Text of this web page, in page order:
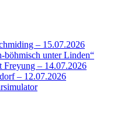
– 15.07.2026
böhmisch unter Linden“
Freyung – 14.07.2026
– 12.07.2026